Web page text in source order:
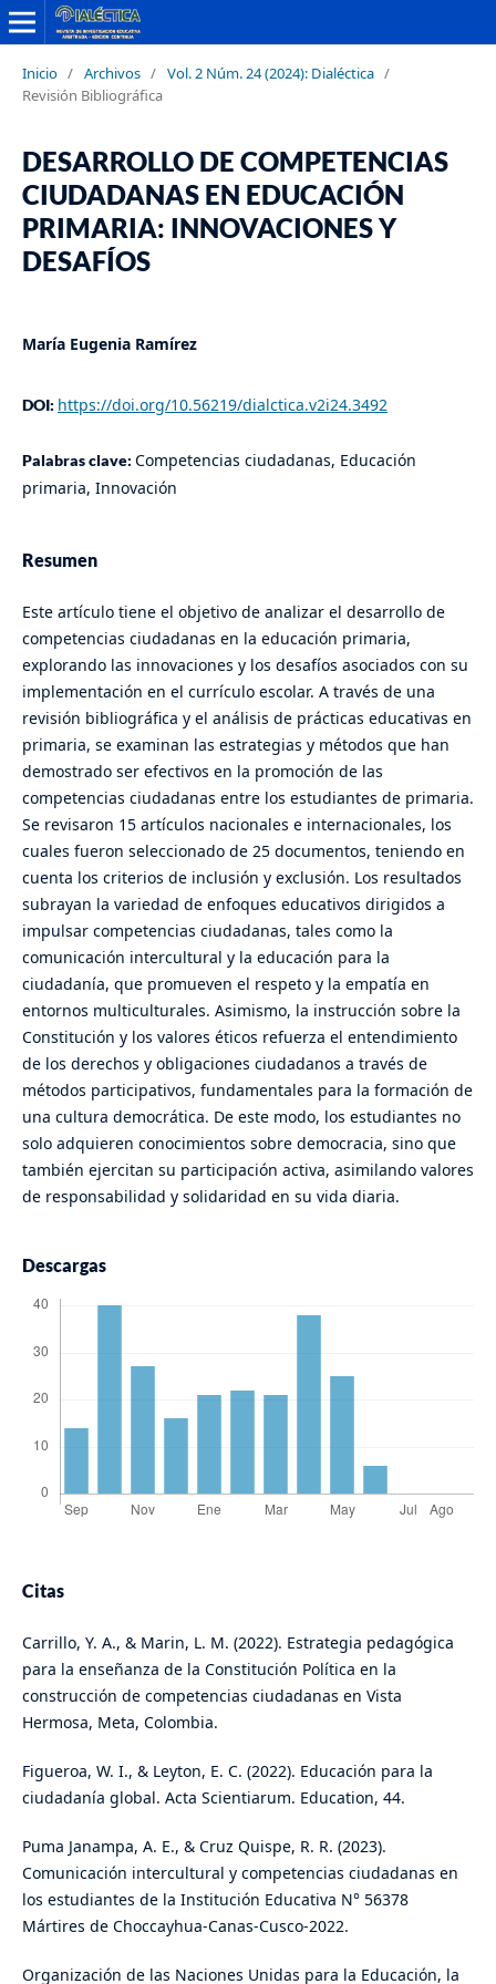
Inicio / Archivos / Vol. 2 Núm. 24 (2024): Dialéctica /
Revisión Bibliográfica
DESARROLLO DE COMPETENCIAS
CIUDADANAS EN EDUCACIÓN
PRIMARIA: INNOVACIONES Y
DESAFÍOS
María Eugenia Ramírez
DOI: https://doi.org/10.56219/dialctica.v2i24.3492
Palabras clave: Competencias ciudadanas, Educación
primaria, Innovación
Resumen
Este artículo tiene el objetivo de analizar el desarrollo de
competencias ciudadanas en la educación primaria,
explorando las innovaciones y los desafíos asociados con su
implementación en el currículo escolar. A través de una
revisión bibliográfica y el análisis de prácticas educativas en
primaria, se examinan las estrategias y métodos que han
demostrado ser efectivos en la promoción de las
competencias ciudadanas entre los estudiantes de primaria.
Se revisaron 15 artículos nacionales e internacionales, los
cuales fueron seleccionado de 25 documentos, teniendo en
cuenta los criterios de inclusión y exclusión. Los resultados
subrayan la variedad de enfoques educativos dirigidos a
impulsar competencias ciudadanas, tales como la
comunicación intercultural y la educación para la
ciudadanía, que promueven el respeto y la empatía en
entornos multiculturales. Asimismo, la instrucción sobre la
Constitución y los valores éticos refuerza el entendimiento
de los derechos y obligaciones ciudadanos a través de
métodos participativos, fundamentales para la formación de
una cultura democrática. De este modo, los estudiantes no
solo adquieren conocimientos sobre democracia, sino que
también ejercitan su participación activa, asimilando valores
de responsabilidad y solidaridad en su vida diaria.
Descargas
Citas
Carrillo, Y. A., & Marin, L. M. (2022). Estrategia pedagógica
para la enseñanza de la Constitución Política en la
construcción de competencias ciudadanas en Vista
Hermosa, Meta, Colombia.
Figueroa, W. I., & Leyton, E. C. (2022). Educación para la
ciudadanía global. Acta Scientiarum. Education, 44.
Puma Janampa, A. E., & Cruz Quispe, R. R. (2023).
Comunicación intercultural y competencias ciudadanas en
los estudiantes de la Institución Educativa N° 56378
Mártires de Choccayhua-Canas-Cusco-2022.
Organización de las Naciones Unidas para la Educación, la